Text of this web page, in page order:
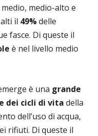
medio-alto e
il 49%delle
fasce. Di queste il
è nel livello medio
è una grande
dei cicli di vita della
dell’uso di acqua,
rifiuti. Di queste il